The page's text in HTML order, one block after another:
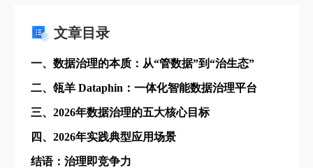
文章目录
一、数据治理的本质：从“管数据”到“治生态”
二、瓴羊 Dataphin：一体化智能数据治理平台
三、2026年数据治理的五大核心目标
四、2026年实践典型应用场景
结语：治理即竞争力